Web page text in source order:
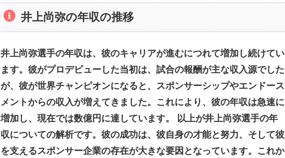
井上尚弥の年収の推移
井上尚弥選手の年収は、彼のキャリアが進むにつれて増加し続けてい
ます。彼がプロデビューした当初は、試合の報酬が主な収入源でした
が、彼が世界チャンピオンになると、スポンサーシップやエンドース
メントからの収入が増えてきました。これにより、彼の年収は急速に
増加し、現在では数億円に達しています。 以上が井上尚弥選手の年
収についての解析です。彼の成功は、彼自身の才能と努力、そして彼
を支えるスポンサー企業の存在が大きな要因となっています。これか